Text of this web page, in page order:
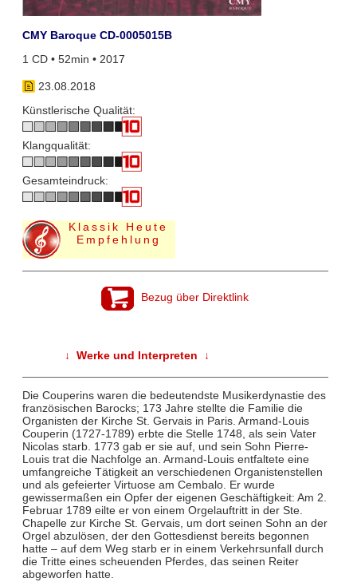
CMY Baroque CD-0005015B
1 CD • 52min • 2017
23.08.2018
Künstlerische Qualität:
Klangqualität:
Gesamteindruck:
Klassik Heute
Empfehlung
Bezug über Direktlink
↓ Werke und Interpreten ↓
Die Couperins waren die bedeutendste Musikerdynastie des
französischen Barocks; 173 Jahre stellte die Familie die
Organisten der Kirche St. Gervais in Paris. Armand-Louis
Couperin (1727-1789) erbte die Stelle 1748, als sein Vater
Nicolas starb. 1773 gab er sie auf, und sein Sohn Pierre-
Louis trat die Nachfolge an. Armand-Louis entfaltete eine
umfangreiche Tätigkeit an verschiedenen Organistenstellen
und als gefeierter Virtuose am Cembalo. Er wurde
gewissermaßen ein Opfer der eigenen Geschäftigkeit: Am 2.
Februar 1789 eilte er von einem Orgelauftritt in der Ste.
Chapelle zur Kirche St. Gervais, um dort seinen Sohn an der
Orgel abzulösen, der den Gottesdienst bereits begonnen
hatte – auf dem Weg starb er in einem Verkehrsunfall durch
die Tritte eines scheuenden Pferdes, das seinen Reiter
abgeworfen hatte.